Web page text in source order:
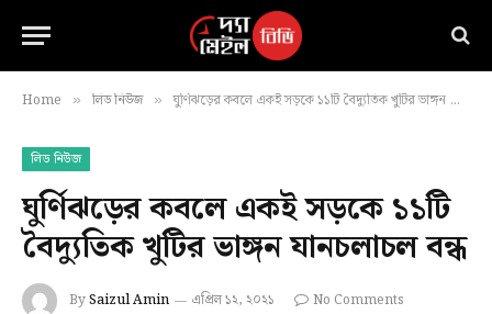
Home » লিড নিউজ » ঘুর্ণিঝড়ের কবলে একই সড়কে ১১টি বৈদ্যুতিক খুটির ভাঙ্গন যানচলাচল বন্ধ
লিড নিউজ
ঘুর্ণিঝড়ের কবলে একই সড়কে ১১টি
বৈদ্যুতিক খুটির ভাঙ্গন যানচলাচল বন্ধ
BySaizul Amin এপ্রিল ১২, ২০২১
No Comments